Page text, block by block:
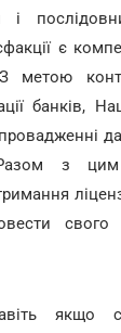
є
метою
банків,
з цим
свого
якщо